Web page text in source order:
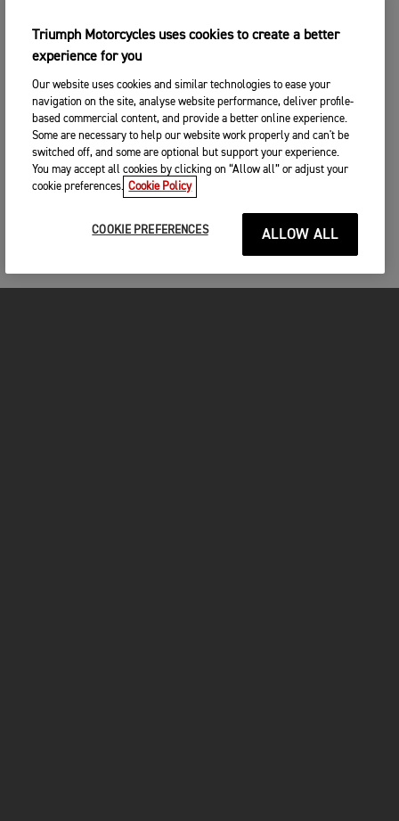
Triumph Motorcycles uses cookies to create a better
experience for you
Our website uses cookies and similar technologies to ease your
navigation on the site, analyse website performance, deliver profile-
based commercial content, and provide a better online experience.
Some are necessary to help our website work properly and can't be
switched off, and some are optional but support your experience.
You may accept all cookies by clicking on “Allow all” or adjust your
cookie preferences. Cookie Policy
COOKIE PREFERENCES ALLOW ALL